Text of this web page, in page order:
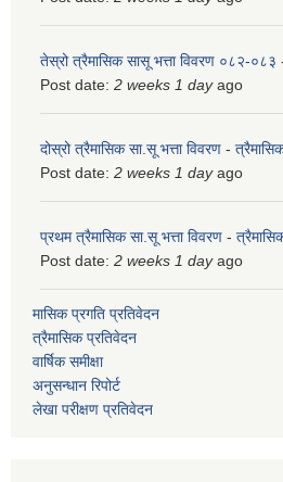
तेस्रो त्रैमासिक सासू भत्ता विवरण ०८२-०८३
Post date: 2 weeks 1 dayago
दोस्रो त्रैमासिक सा.सू भत्ता विवरण -
Post date: 2 weeks 1 dayago
प्रथम त्रैमासिक सा.सू भत्ता विवरण -
Post date: 2 weeks 1 dayago
मासिक प्रगति प्रतिवेदन
त्रैमासिक प्रतिवेदन
वार्षिक समीक्षा
अनुसन्धान रिपोर्ट
लेखा परीक्षण प्रतिवेदन